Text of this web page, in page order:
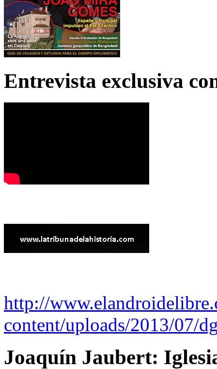
Entrevista exclusiva
http://
content/uploads/2013/07/
Joaquín Jaubert: